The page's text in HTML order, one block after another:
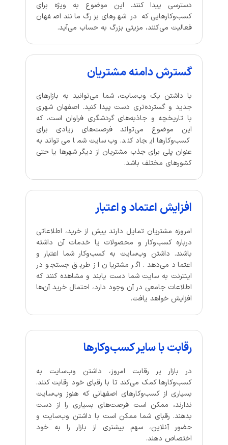
دسترسی پیدا کنند. این موضوع به ویژه برای
کسب‌وکارهایی که در شهرهای بزرگ مانند اصفهان
فعالیت می‌کنند، مزیتی بزرگ به حساب می‌آید.
گسترش دامنه مشتریان
با داشتن یک وب‌سایت، شما می‌توانید به بازارهای
جدید و گسترده‌تری دست پیدا کنید. اصفهان شهری
با تاریخچه و جاذبه‌های گردشگری فراوان است، که
این موضوع می‌تواند فرصت‌های زیادی برای
کسب‌وکارها ایجاد کند. وب‌سایت شما می‌تواند به
عنوان پلی برای جذب مشتریان از دیگر شهرها یا حتی
کشورهای مختلف باشد.
افزایش اعتماد و اعتبار
امروزه مشتریان تمایل دارند پیش از خرید، اطلاعاتی
درباره کسب‌وکار و محصولات یا خدمات آن داشته
باشند. داشتن وب‌سایت به کسب‌وکار شما اعتبار و
اعتماد می‌دهد. اگر مشتریان از طریق جستجو در
اینترنت به سایت شما دست یابند و مشاهده کنند که
اطلاعات جامعی در آن وجود دارد، احتمال خرید آن‌ها
افزایش خواهد یافت.
رقابت با سایر کسب‌وکارها
در بازار پر رقابت امروز، داشتن وب‌سایت به
کسب‌وکارها کمک می‌کند تا با رقبای خود رقابت کنند.
بسیاری از کسب‌وکارهای اصفهانی که هنوز وب‌سایت
ندارند، ممکن است فرصت‌های بسیاری را از دست
بدهند. رقبای شما ممکن است با داشتن وب‌سایت و
حضور آنلاین، سهم بیشتری از بازار را به خود
اختصاص دهند.